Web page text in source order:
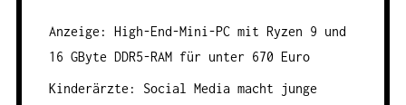
Anzeige: High-End-Mini-PC mit Ryzen 9 und
16 GByte DDR5-RAM für unter 670 Euro
Kinderärzte: Social Media macht junge